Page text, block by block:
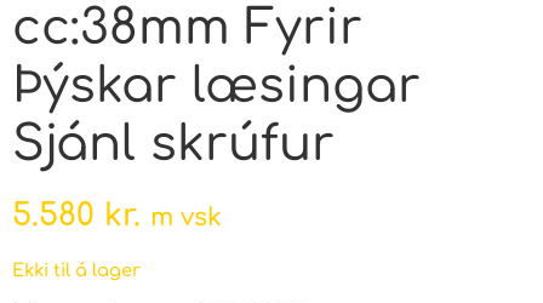
cc:38mm Fyrir
Þýskar læsingar
Sjánl skrúfur
5.580 kr. m vsk
Ekki til á lager